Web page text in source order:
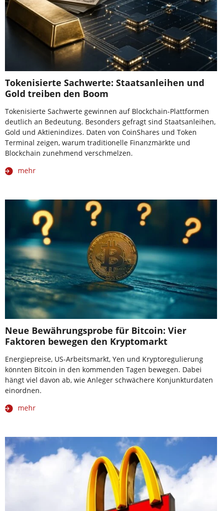
Tokenisierte Sachwerte: Staatsanleihen und
Gold treiben den Boom
Tokenisierte Sachwerte gewinnen auf Blockchain-Plattformen
deutlich an Bedeutung. Besonders gefragt sind Staatsanleihen,
Gold und Aktienindizes. Daten von CoinShares und Token
Terminal zeigen, warum traditionelle Finanzmärkte und
Blockchain zunehmend verschmelzen.
mehr
Neue Bewährungsprobe für Bitcoin: Vier
Faktoren bewegen den Kryptomarkt
Energiepreise, US-Arbeitsmarkt, Yen und Kryptoregulierung
könnten Bitcoin in den kommenden Tagen bewegen. Dabei
hängt viel davon ab, wie Anleger schwächere Konjunkturdaten
einordnen.
mehr